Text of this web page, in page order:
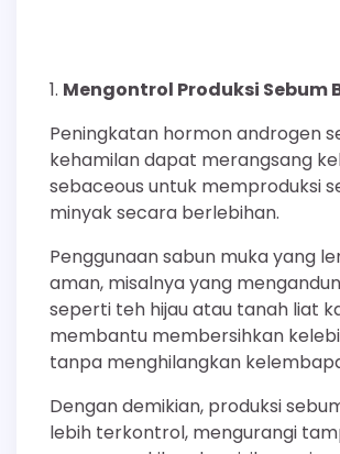
Mengontrol Produksi Sebum
Peningkatan hormon androgen
kehamilan dapat merangsang
sebaceous untuk memproduksi
minyak secara berlebihan.
Penggunaan sabun muka yang
aman, misalnya yang
seperti teh hijau atau tanah liat
membantu membersihkan
tanpa menghilangkan
Dengan demikian, produksi
lebih terkontrol, mengurangi